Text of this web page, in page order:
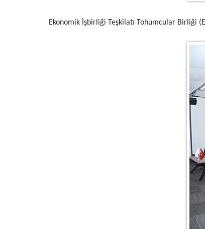
Ekonomik İşbirliği Teşkilatı Tohumcular Birliği